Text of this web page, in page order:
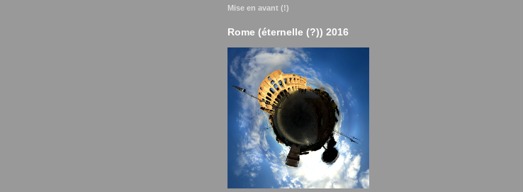
Mise en avant (!)
Rome (éternelle (?)) 2016